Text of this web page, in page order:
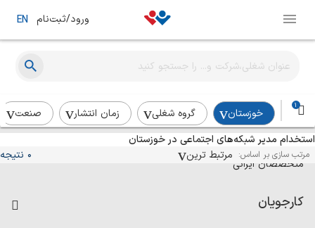
ورود/ثبت‌نام EN
1
خوزستان گروه شغلی زمان انتشار
صنعت
استخدام مدیر شبکه‌های اجتماعی در خوزستان
مرتب سازی بر اساس: مرتبط ترین 0 نتیجه
آگهی‌های استخدام و همکاری برای
متخصصان ایرانی
کارجویان